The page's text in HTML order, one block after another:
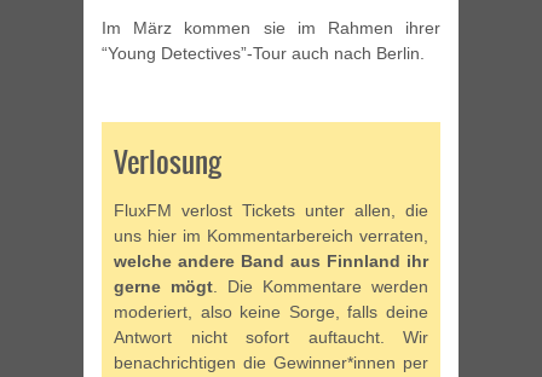
Im März kommen sie im Rahmen ihrer
“Young Detectives”-Tour auch nach Berlin.
Verlosung
FluxFM verlost Tickets unter allen, die
uns hier im Kommentarbereich verraten,
welche andere Band aus Finnland ihr
gerne mögt. Die Kommentare werden
moderiert, also keine Sorge, falls deine
Antwort nicht sofort auftaucht. Wir
benachrichtigen die Gewinner*innen per